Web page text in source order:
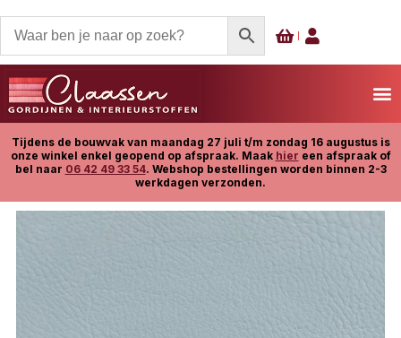
Tijdens de bouwvak van maandag 27 juli t/m zondag 16 augustus is
onze winkel enkel geopend op afspraak. Maak hier een afspraak of
bel naar 06 42 49 33 54. Webshop bestellingen worden binnen 2-3
werkdagen verzonden.